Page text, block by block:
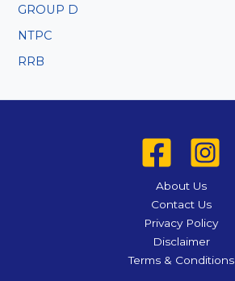
GROUP D
NTPC
RRB
About Us
Contact Us
Privacy Policy
Disclaimer
Terms & Conditions